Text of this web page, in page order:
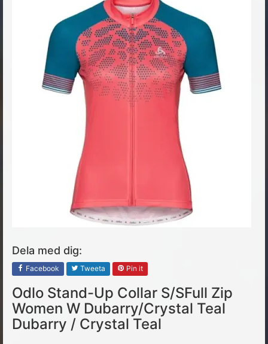
Dela med dig:
Facebook Tweeta Pin it
Odlo Stand-Up Collar S/SFull Zip
Women W Dubarry/Crystal Teal
Dubarry / Crystal Teal